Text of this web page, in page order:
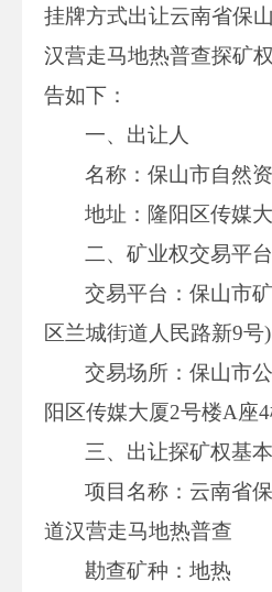
挂牌方式出让云南省保
汉营走马地热普查探矿
告如下：
一、出让人
名称：保山市自然
地址： 隆阳区传媒
二、矿业权交易平台
交易平台：保山市
区兰城街道人民路新9号)
交易场所：保山市
阳区传媒大厦2号楼A座4
三、出让探矿权基
项目名称：云南省
道汉营走马地热普查
勘查矿种：地热